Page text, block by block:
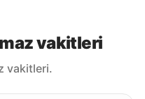
vakitleri
vakitleri.